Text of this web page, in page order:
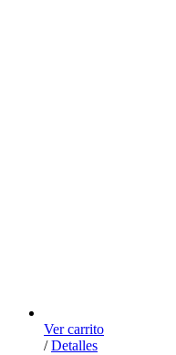
Ver carrito
/ Detalles